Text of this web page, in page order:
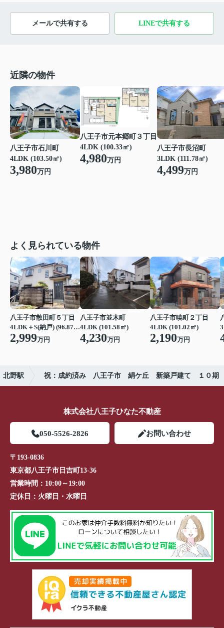
メールで共有する LINEで共有する
近隣の物件
八王子市石川町
4LDK (103.50㎡)
3,980万円
八王子市元本郷町３丁目
4LDK (100.33㎡)
4,980万円
八王子市長沼町
3LDK (111.78㎡)
4,499万円
よく見られている物件
八王子市散田町５丁目
4LDK＋S(納戸) (96.87㎡)
2,999万円
八王子市並木町
4LDK (101.58㎡)
4,230万円
八王子市暁町２丁目
4LDK (101.02㎡)
2,190万円
北野駅 祝：成約済み 八王子市 絹ケ丘 新築戸建て １０期
株式会社八王子ひなた不動産
050-5526-2826 お問い合わせ
〒193-0836
東京都八王子市日吉町13-36
営業時間： 10:00～19:00
定休日： 火曜日・水曜日